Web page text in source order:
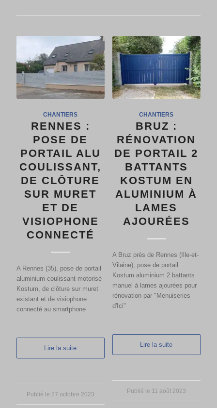
CHANTIERS
RENNES :
POSE DE
PORTAIL ALU
COULISSANT,
DE CLÔTURE
SUR MURET
ET DE
VISIOPHONE
CONNECTÉ
A Rennes (35), pose de portail
aluminium coulissant motorisé
Kostum, de clôture sur muret
existant et de visiophone
connecté au smartphone
Lire la suite
Publié le 27 octobre 2023
CHANTIERS
BRUZ :
RÉNOVATION
DE PORTAIL 2
BATTANTS
KOSTUM EN
ALUMINIUM À
LAMES
AJOURÉES
A Bruz près de Rennes (Ille-et-
Vilaine), pose de portail
Kostum aluminium 2 battants
manuel à lames ajourées pour
rénovation par "Menuiseries
d'Ici"
Lire la suite
Publié le 11 août 2023